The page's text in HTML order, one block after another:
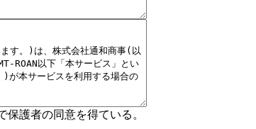
保護者の同意を得ている。